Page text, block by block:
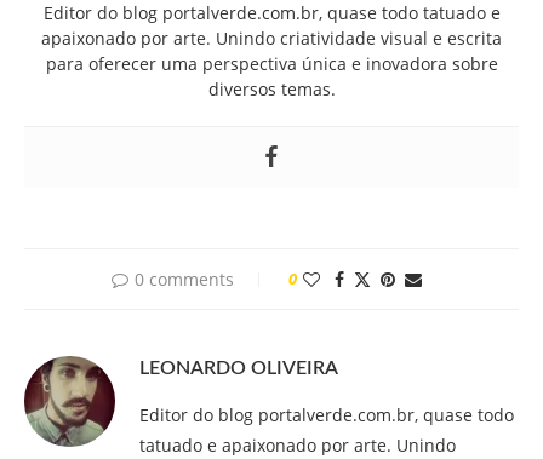
Editor do blog portalverde.com.br, quase todo tatuado e
apaixonado por arte. Unindo criatividade visual e escrita
para oferecer uma perspectiva única e inovadora sobre
diversos temas.
0 comments 0
LEONARDO OLIVEIRA
Editor do blog portalverde.com.br, quase todo
tatuado e apaixonado por arte. Unindo